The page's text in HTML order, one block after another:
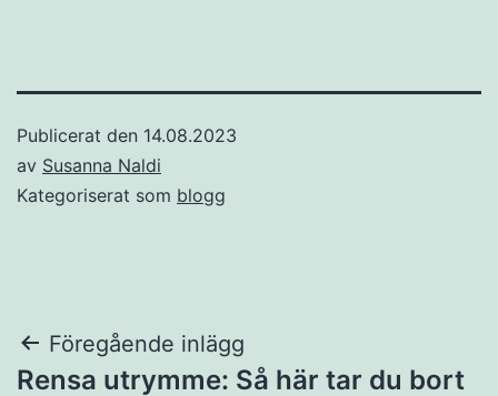
Publicerat den 14.08.2023
av Susanna Naldi
Kategoriserat som blogg
Inläggsnavigering
Föregående inlägg
Rensa utrymme: Så här tar du bort